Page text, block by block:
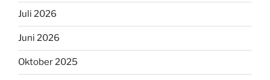
Juli 2026
Juni 2026
Oktober 2025